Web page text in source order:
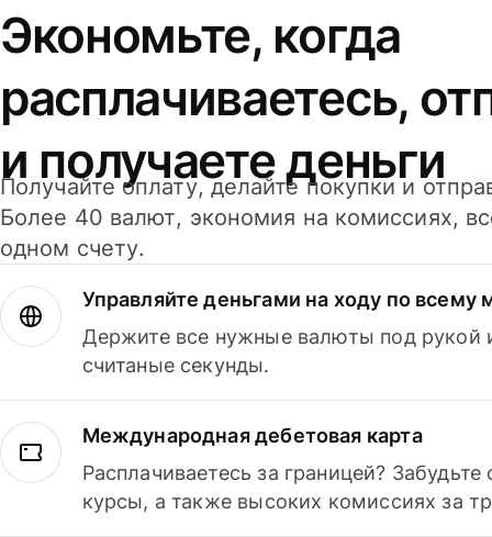
Экономьте, когда
расплачиваетесь,
и получаете деньги
Получайте оплату, делайте покупки и
Более 40 валют, экономия на комиссиях,
одном счету.
Управляйте деньгами на ходу по всему
Держите все нужные валюты под рукой
считаные секунды.
Международная дебетовая карта
Расплачиваетесь за границей?
курсы, а также высоких комиссиях за